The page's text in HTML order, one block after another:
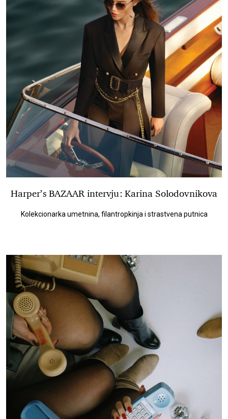
Harper’s BAZAAR intervju: Karina Solodovnikova
Kolekcionarka umetnina, filantropkinja i strastvena putnica